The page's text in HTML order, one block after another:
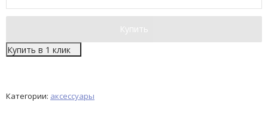
Купить
Купить в 1 клик
Категории: аксессуары